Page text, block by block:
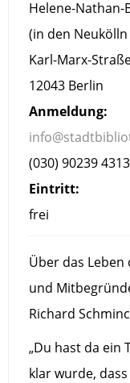
Helene-Nathan-
(in den
Karl-Marx-
12043 Berlin
Anmeldung:
(030) 90239 4313
Eintritt:
frei
Über das
und
Richard
„Du hast da ein
klar wurde,